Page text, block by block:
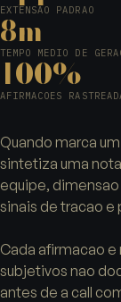
EXTENSAO PADRAO
8m
TEMPO MEDIO DE
100%
AFIRMACOES
Quando marca
sintetiza uma
equipe,
sinais de tracao e
Cada afirmacao
subjetivos nao
antes de a call